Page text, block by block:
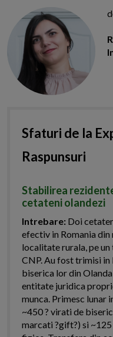
Sfaturi de la
Raspunsuri
Stabilirea
cetateni olandezi
Intrebare: Doi
efectiv in Romania
localitate rurala, pe
CNP. Au fost trimisi in
biserica lor din
entitate juridica
munca. Primesc lunar
~450 ? virati de
marcati ?gift?) si